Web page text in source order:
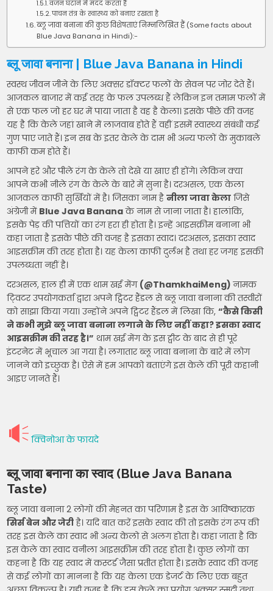
वजन घटाने में मदद करता है
पाचन तंत्र के स्वास्थ्य को बनाए रखता है
ब्लू जावा बनाना की कुछ विशेषताएं निम्नलिखित हैं (Some facts about
Blue Java Banana in Hindi):-
ब्लू जावा बनाना | Blue Java Banana in Hindi
स्वस्थ जीवन जीने के लिए अक्सर डॉक्टर फलों के सेवन पर जोर देते हैं।
आजकल बाजार में कई तरह के फल उपलब्ध हैं लेकिन इन तमाम फलों में
से एक फल जो हर घर में पाया जाता है वह है केला। इसके पीछे की वजह
यह है कि केले जहां खाने में लाजवाब होते हैं वहीं इसमें स्वास्थ्य संबंधी कई
गुण पाए जाते हैं। इन सब के इतर केले के दाम भी अन्य फलों के मुकाबले
काफी कम होते हैं।
आपने हरे और पीले रंग के केले तो देखे या खाए ही होंगे। लेकिन क्या
आपने कभी नीले रंग के केले के बारे में सुना है। दरअसल, एक केला
आजकल काफी सुर्खियों में है। जिसका नाम हैनीला जावा केला जिसे
अंग्रेजी में Blue Java Bananaके नाम से जाना जाता है। हालांकि,
इसके पेड़ की पत्तियों का रंग हरा ही होता है। इन्हें आइसक्रीम बनाना भी
कहा जाता है इसके पीछे की वजह है इसका स्वाद। दरअसल, इसका स्वाद
आइसक्रीम की तरह होता है। यह केला काफी दुर्लभ है तथा हर जगह इसकी
उपलब्धता नहीं है।
दरअसल, हाल ही में एक थाम खई मेंग (@ThamkhaiMeng)नामक
टि्वटर उपयोगकर्ता द्वारा अपने ट्विटर हैंडल से ब्लू जावा बनाना की तस्वीरों
को साझा किया गया। उन्होंने अपने ट्विटर हैंडल में लिखा कि,“कैसे किसी
ने कभी मुझे ब्लू जावा बनाना लगाने के लिए नहीं कहा? इसका स्वाद
आइसक्रीम की तरह है।” थाम खई मेंग के इस ट्वीट के बाद से ही पूरे
इंटरनेट में भूचाल आ गया है। लगातार ब्लू जावा बनाना के बारे में लोग
जानने को इच्छुक है। ऐसे में हम आपको बताएंगे इस केले की पूरी कहानी
आइए जानते हैं।
क्विनोआ के फायदे
ब्लू जावा बनाना का स्वाद (Blue Java Banana
Taste)
ब्लू जावा बनाना 2 लोगों की मेहनत का परिणाम है इस के आविष्कारक
सिर्स बेन और जेरीहै। यदि बात करें इसके स्वाद की तो इसके रंग रूप की
तरह इस केले का स्वाद भी अन्य केलो से अलग होता है। कहा जाता है कि
इस केले का स्वाद वनीला आइसक्रीम की तरह होता है। कुछ लोगों का
कहना है कि यह स्वाद में कस्टर्ड जैसा प्रतीत होता है। इसके स्वाद की वजह
से कई लोगों का मानना है कि यह केला एक डेजर्ट के लिए एक बहुत